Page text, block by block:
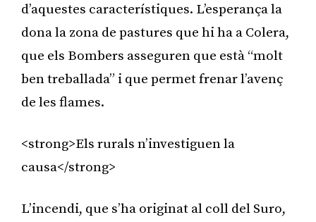
d’aquestes característiques. L’esperança la
dona la zona de pastures que hi ha a Colera,
que els Bombers asseguren que està “molt
ben treballada” i que permet frenar l’avenç
de les flames.
<strong>Els rurals n’investiguen la
causa</strong>
L’incendi, que s’ha originat al coll del Suro,